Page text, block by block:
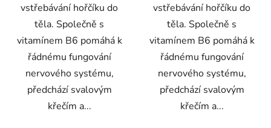
vstřebávání hořčíku do
těla. Společně s
vitamínem B6 pomáhá k
řádnému fungování
nervového systému,
předchází svalovým
křečím a...
vstřebávání hořčíku do
těla. Společně s
vitamínem B6 pomáhá k
řádnému fungování
nervového systému,
předchází svalovým
křečím a...